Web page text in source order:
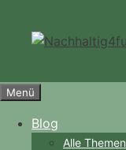
springen
Menü
Blog
Alle Themen